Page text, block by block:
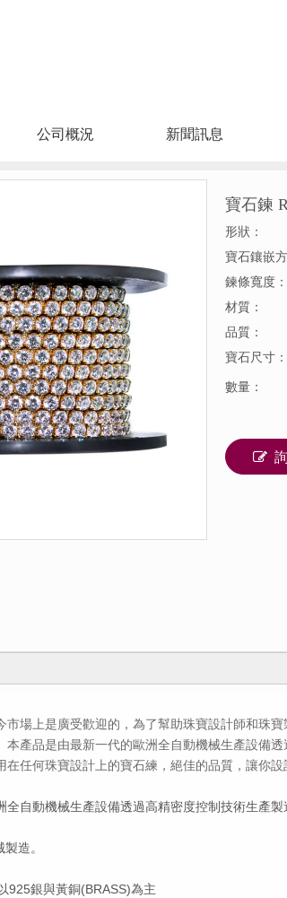
公司概況 新聞訊息
寶石鍊
形狀：
寶石鑲嵌方
鍊條寬度：
材質：
品質：
寶石尺寸：
數量：
市場上是廣受歡迎的，為了幫助珠寶設計師和珠
本產品是由最新一代的歐洲全自動機械生產設備
任何珠寶設計上的寶石練，絕佳的品質，讓你設
全自動機械生產設備透過高精密度控制技術生產製
造。
925銀與黃銅(BRASS)為主